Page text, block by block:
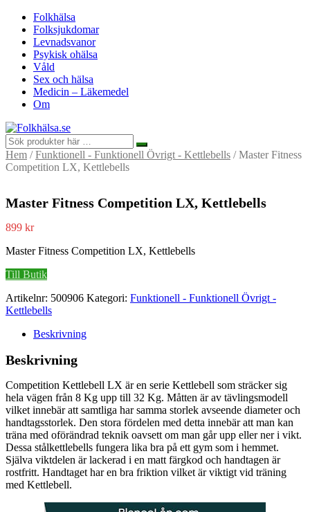
Folkhälsa
Folksjukdomar
Levnadsvanor
Psykisk ohälsa
Våld
Sex och hälsa
Medicin – Läkemedel
Om
Hem /Funktionell - Funktionell Övrigt - Kettlebells / Master Fitness
Competition LX, Kettlebells
Master Fitness Competition LX, Kettlebells
899 kr
Master Fitness Competition LX, Kettlebells
Till Butik
Artikelnr: 500906 Kategori: Funktionell - Funktionell Övrigt -
Kettlebells
Beskrivning
Beskrivning
Competition Kettlebell LX är en serie Kettlebell som sträcker sig
hela vägen från 8 Kg upp till 32 Kg. Måtten är av tävlingsmodell
vilket innebär att samtliga har samma storlek avseende diameter och
handtagsstorlek. Den stora fördelen med detta innebär att man kan
träna med oförändrad teknik oavsett om man går upp eller ner i vikt.
Dessa stålkettlebells fungera lika bra på ett gym som i hemmet.
Själva viktdelen är lackerad i en matt färgkod och handtagen är
rostfritt. Handtaget har en bra friktion vilket är viktigt vid träning
med Kettlebell.